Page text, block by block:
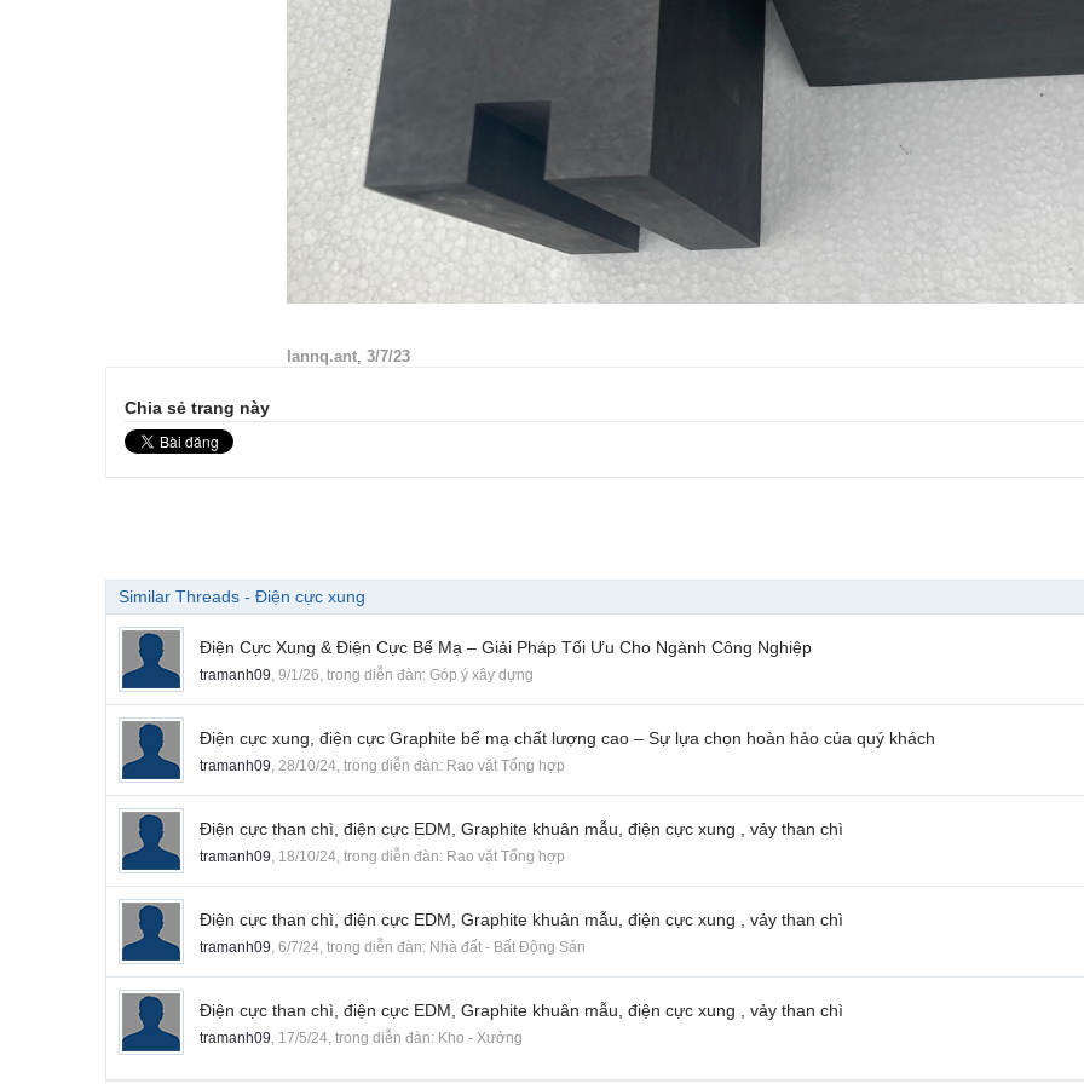
lannq.ant, 3/7/23
Chia sẻ trang này
Similar Threads - Điện cực xung
Điện Cực Xung & Điện Cực Bể Mạ – Giải Pháp Tối Ưu Cho Ngành Công Nghiệp
tramanh09, 9/1/26, trong diễn đàn: Góp ý xây dựng
Điện cực xung, điện cực Graphite bể mạ chất lượng cao – Sự lựa chọn hoàn hảo của quý khách
tramanh09, 28/10/24, trong diễn đàn: Rao vặt Tổng hợp
Điện cực than chì, điện cực EDM, Graphite khuân mẫu, điện cực xung , vảy than chì
tramanh09, 18/10/24, trong diễn đàn: Rao vặt Tổng hợp
Điện cực than chì, điện cực EDM, Graphite khuân mẫu, điện cực xung , vảy than chì
tramanh09, 6/7/24, trong diễn đàn: Nhà đất - Bất Động Sản
Điện cực than chì, điện cực EDM, Graphite khuân mẫu, điện cực xung , vảy than chì
tramanh09, 17/5/24, trong diễn đàn: Kho - Xưởng